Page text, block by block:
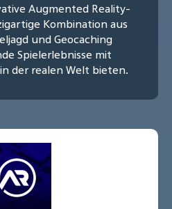
Augmented Reality-
Kombination aus
und Geocaching
Spielerlebnisse mit
der realen Welt bieten.